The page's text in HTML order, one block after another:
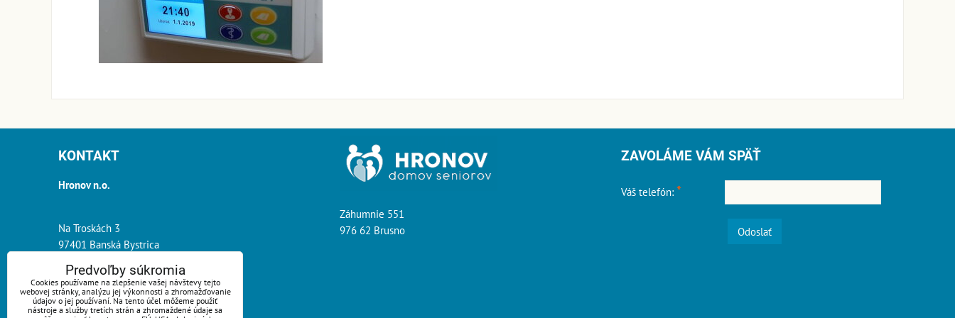
KONTAKT
Hronov n.o.
Na Troskách 3
97401 Banská Bystrica
tel.:0918 261 900
e-mail:info@hronov.sk
Záhumnie 551
976 62 Brusno
ZAVOLÁME VÁM SPÄŤ
Váš telefón: *
Odoslať
Predvoľby súkromia
Cookies používame na zlepšenie vašej návštevy tejto
webovej stránky, analýzu jej výkonnosti a zhromažďovanie
údajov o jej používaní. Na tento účel môžeme použiť
nástroje a služby tretích strán a zhromaždené údaje sa